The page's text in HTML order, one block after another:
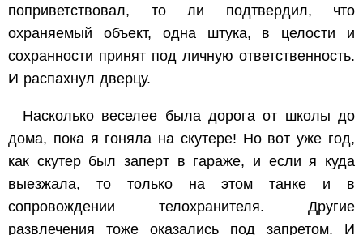
поприветствовал, то ли подтвердил, что
охраняемый объект, одна штука, в целости и
сохранности принят под личную ответственность.
И распахнул дверцу.
Насколько веселее была дорога от школы до
дома, пока я гоняла на скутере! Но вот уже год,
как скутер был заперт в гараже, и если я куда
выезжала, то только на этом танке и в
сопровождении телохранителя. Другие
развлечения тоже оказались под запретом. И